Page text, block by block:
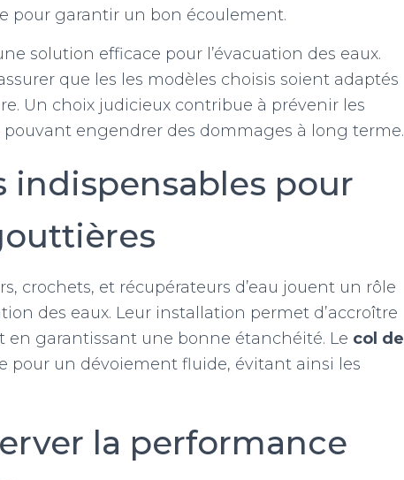
pour garantir un bon écoulement.
solution efficace pour l’évacuation des eaux.
que les les modèles choisis soient adaptés
Un choix judicieux contribue à prévenir les
pouvant engendrer des dommages à long terme.
indispensables pour
crochets, et récupérateurs d’eau jouent un rôle
des eaux. Leur installation permet d’accroître
en garantissant une bonne étanchéité. Le col de
pour un dévoiement fluide, évitant ainsi les
la performance